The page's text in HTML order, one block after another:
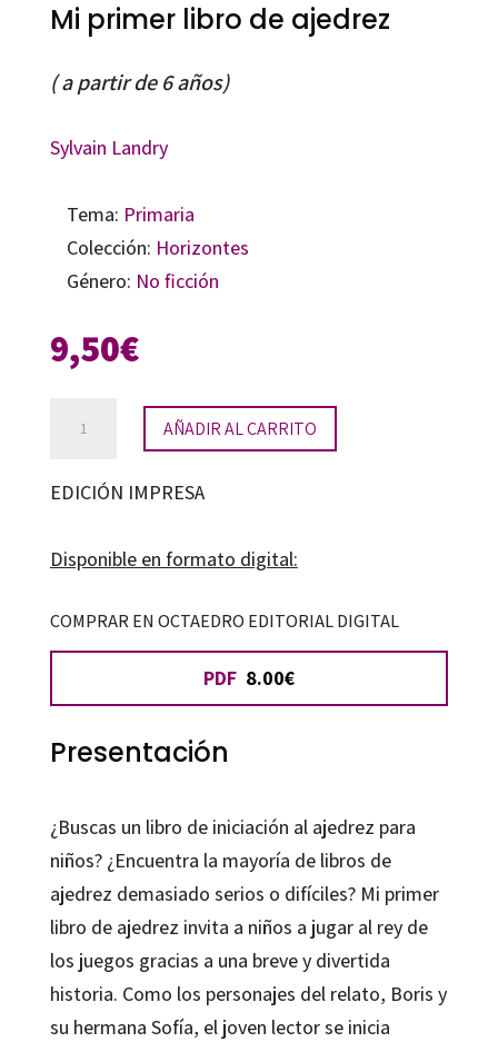
Mi primer libro de ajedrez
( a partir de 6 años)
Sylvain Landry
Tema: Primaria
Colección: Horizontes
Género: No ficción
9,50€
libro
ajedrez
AÑADIR AL CARRITO
EDICIÓN IMPRESA
Disponible en formato digital:
COMPRAR EN OCTAEDRO EDITORIAL DIGITAL
PDF 8.00€
Presentación
¿Buscas un libro de iniciación al ajedrez para
niños? ¿Encuentra la mayoría de libros de
ajedrez demasiado serios o difíciles? Mi primer
libro de ajedrez invita a niños a jugar al rey de
los juegos gracias a una breve y divertida
historia. Como los personajes del relato, Boris y
su hermana Sofía, el joven lector se inicia